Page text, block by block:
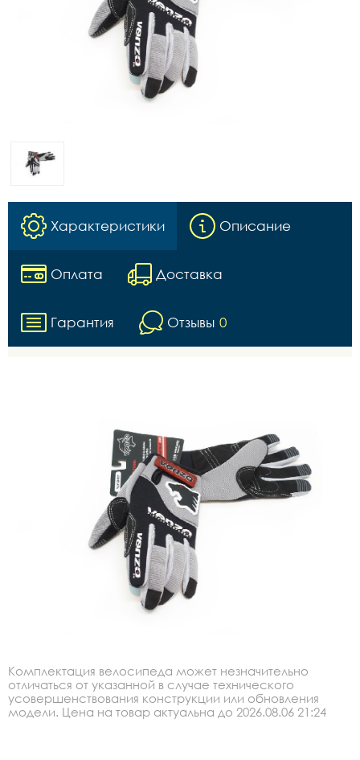
Характеристики Описание
Оплата Доставка
Гарантия Отзывы 0
Комплектация велосипеда может незначительно
отличаться от указанной в случае технического
усовершенствования конструкции или обновления
модели. Цена на товар актуальна до 2026.08.06 21:24